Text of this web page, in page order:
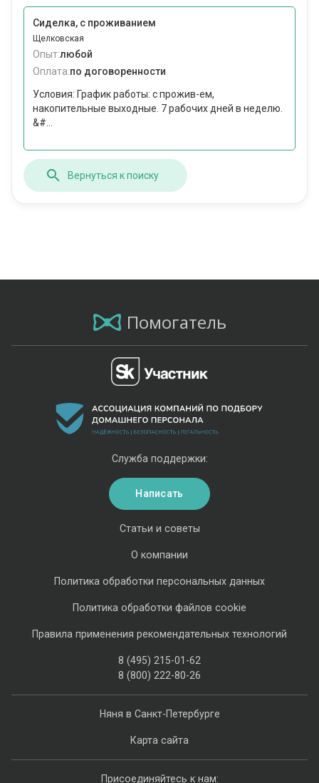
Сиделка, с проживанием
Щелковская
Опыт:любой
Оплата:по договоренности
Условия: График работы: с прожив-ем,
накопительные выходные. 7 рабочих дней в неделю.
&#...
Вернуться к поиску
Помогатель
Няня в Санкт-Петербурге
Карта сайта
Статьи и советы
О компании
Политика обработки персональных данных
Политика обработки файлов cookie
Правила применения рекомендательных технологий
8 (495) 215-01-62
8 (800) 222-80-26
Служба поддержки:
Написать
Присоединяйтесь к нам: